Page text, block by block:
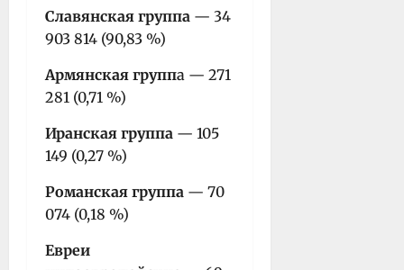
Славянская группа — 34
903 814 (90,83 %)
Армянская группа — 271
281 (0,71 %)
Иранская группа — 105
149 (0,27 %)
Романская группа — 70
074 (0,18 %)
Евреи